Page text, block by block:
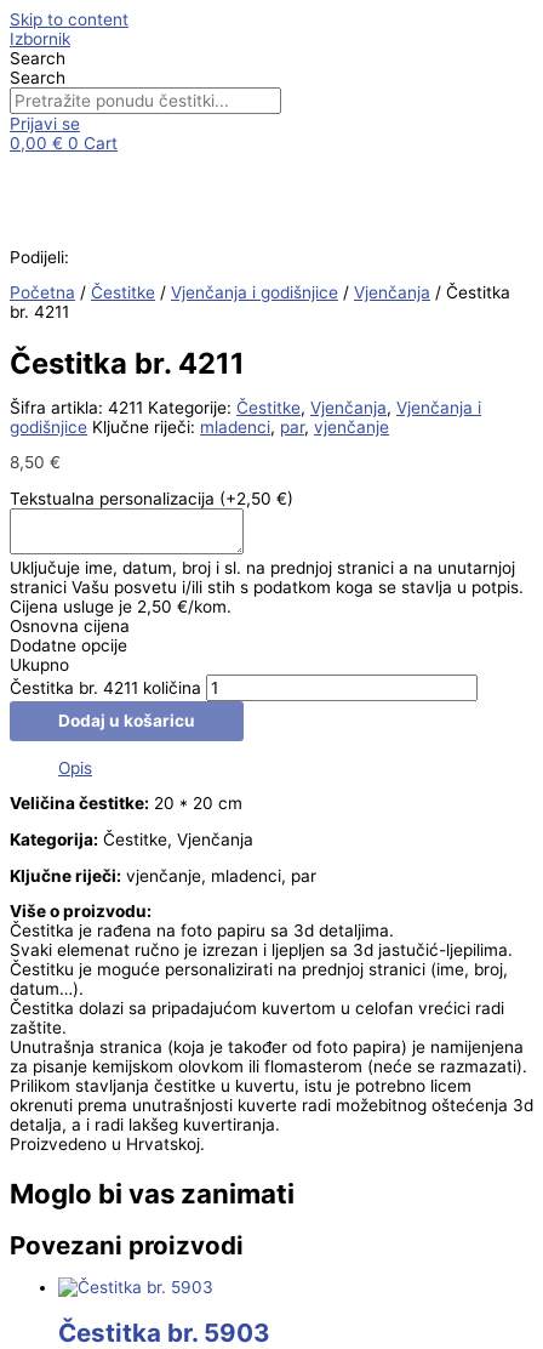
Skip to content
Izbornik
Search
Search
Prijavi se
0,00 € 0 Cart
Podijeli:
Početna / Čestitke / Vjenčanja i godišnjice / Vjenčanja / Čestitka
br. 4211
Čestitka br. 4211
Šifra artikla: 4211 Kategorije: Čestitke, Vjenčanja, Vjenčanja i
godišnjice Ključne riječi: mladenci, par, vjenčanje
8,50 €
Tekstualna personalizacija (+2,50 €)
Uključuje ime, datum, broj i sl. na prednjoj stranici a na unutarnjoj
stranici Vašu posvetu i/ili stih s podatkom koga se stavlja u potpis.
Cijena usluge je 2,50 €/kom.
Osnovna cijena
Dodatne opcije
Ukupno
Čestitka br. 4211 količina
Dodaj u košaricu
Opis
Veličina čestitke: 20 * 20 cm
Kategorija: Čestitke, Vjenčanja
Ključne riječi: vjenčanje, mladenci, par
Više o proizvodu:
Čestitka je rađena na foto papiru sa 3d detaljima.
Svaki elemenat ručno je izrezan i ljepljen sa 3d jastučić-ljepilima.
Čestitku je moguće personalizirati na prednjoj stranici (ime, broj,
datum…).
Čestitka dolazi sa pripadajućom kuvertom u celofan vrećici radi
zaštite.
Unutrašnja stranica (koja je također od foto papira) je namijenjena
za pisanje kemijskom olovkom ili flomasterom (neće se razmazati).
Prilikom stavljanja čestitke u kuvertu, istu je potrebno licem
okrenuti prema unutrašnjosti kuverte radi možebitnog oštećenja 3d
detalja, a i radi lakšeg kuvertiranja.
Proizvedeno u Hrvatskoj.
Moglo bi vas zanimati
Povezani proizvodi
Čestitka br. 5903